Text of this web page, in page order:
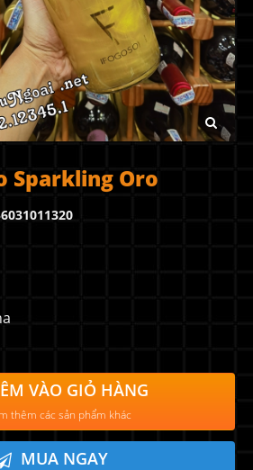
Sparkling Oro
VÀO GIỎ HÀNG
thêm các sản phẩm khác
MUA NGAY